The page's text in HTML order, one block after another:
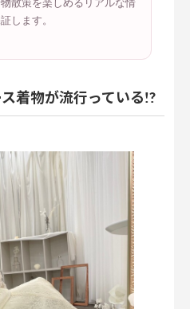
します。
着物が流行っている!?